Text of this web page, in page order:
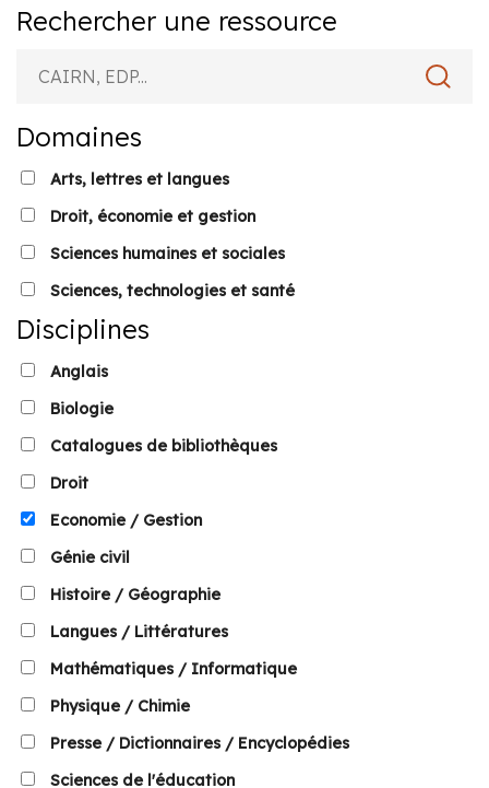
Rechercher une ressource
Domaines
Arts, lettres et langues
Droit, économie et gestion
Sciences humaines et sociales
Sciences, technologies et santé
Disciplines
Anglais
Biologie
Catalogues de bibliothèques
Droit
Economie / Gestion
Génie civil
Histoire / Géographie
Langues / Littératures
Mathématiques / Informatique
Physique / Chimie
Presse / Dictionnaires / Encyclopédies
Sciences de l'éducation